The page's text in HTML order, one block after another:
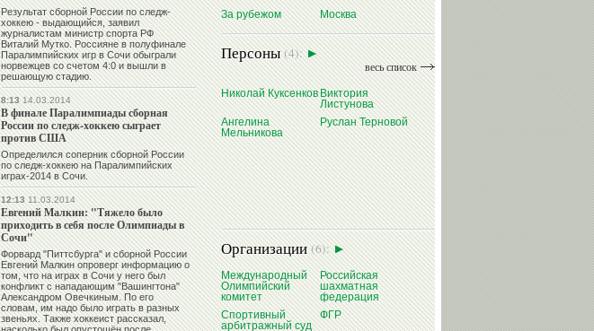
Результат сборной России по следж-
хоккею - выдающийся, заявил
журналистам министр спорта РФ
Виталий Мутко. Россияне в полуфинале
Паралимпийских игр в Сочи обыграли
норвежцев со счетом 4:0 и вышли в
решающую стадию.
8:1314.03.2014
В финале Паралимпиады сборная
России по следж-хоккею сыграет
против США
Определился соперник сборной России
по следж-хоккею на Паралимпийских
играх-2014 в Сочи.
12:1311.03.2014
Евгений Малкин: "Тяжело было
приходить в себя после Олимпиады в
Сочи"
Форвард "Питтсбурга" и сборной России
Евгений Малкинопроверг информацию о
том, что на играх в Сочи у него был
конфликт с нападающим "Вашингтона"
Александром Овечкиным. По его
словам, им надо было играть в разных
звеньях. Также хоккеист рассказал,
За рубежом Москва
Персоны(4):
весь список
Николай КуксенковВиктория
Листунова
Ангелина
Мельникова
Руслан Терновой
Организации(6):
Международный
Олимпийский
комитет
Российская
шахматная
федерация
Спортивный
арбитражный суд
ФГР